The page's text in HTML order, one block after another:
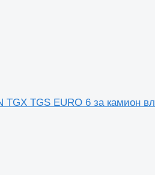
TGS EURO 6 за камион